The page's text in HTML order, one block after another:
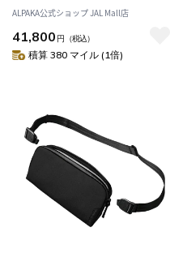
ALPAKA公式ショップ JAL Mall店
41,800 円 （税込）
積算 380 マイル (1倍)